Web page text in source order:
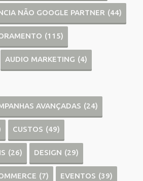
NÃO GOOGLE PARTNER (44)
(115)
AUDIO MARKETING (4)
AVANÇADAS (24)
CUSTOS (49)
(26) DESIGN (29)
(7) EVENTOS (39)